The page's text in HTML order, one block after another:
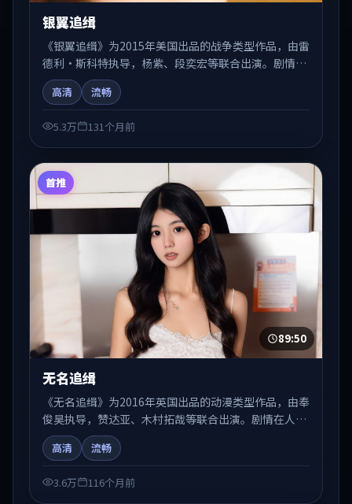
银翼追缉
《银翼追缉》为2015年美国出品的战争类型作品，由雷
德利·斯科特执导，杨紫、段奕宏等联合出演。剧情在
人物弧光与节奏推进中展开，兼具叙事张力与视听质
感。可与站内国产剧、电影、综艺片单交叉检索，便于
高清 流畅
5.3万 131个月前
首推
89:50
无名追缉
《无名追缉》为2016年英国出品的动漫类型作品，由奉
俊昊执导，赞达亚、木村拓哉等联合出演。剧情在人物
弧光与节奏推进中展开，兼具叙事张力与视听质感。可
与站内国产剧、电影、综艺片单交叉检索，便于「国产
高清 流畅
3.6万 116个月前